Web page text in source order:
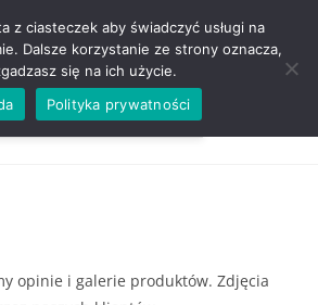
TEL. 600 352 938
opinie i galerie produktów. Zdjęcia
z ciasteczek aby świadczyć usługi na
Dalsze korzystanie ze strony oznacza,
się na ich użycie.
Polityka prywatności